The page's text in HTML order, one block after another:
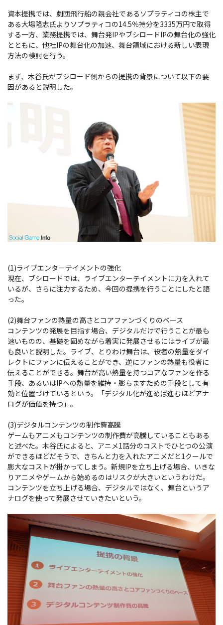
資本提携では、劇団飛行船の親会社であるソプラティコの株主で
ある大場隆志氏よりソプラティコの14.5％持分を3335万円で取得
する一方、業務提携では、舞台発IPやブシロードIPの舞台化の強化
とともに、他社IPの舞台化の加速、舞台領域における新しい表現
方法の検討を行う。
まず、木谷氏がブシロード側からの提携の背景について以下の要
因があると説明した。
(1)ライブエンターテイメントの強化
現在、ブシロードでは、ライブエンターテイメントに力を入れて
いるが、さらに注力するため、今回の提携を行うことにしたと語
った。
(2)舞台ファンの熱量の高さとコアファンづくりのベース
コンテンツの発展を目指す場合、デジタルだけで行うことが最も
速いものの、基礎を固めながら着実に発展させるにはライブが最
も良いと説明した。ライブ、とりわけ舞台は、役者の熱量をダイ
レクトにファンに伝えることができ、逆にファンの熱量も役者に
伝えることができる。舞台が高い熱量を持つコアなファンを作る
手段、あるいはIPへの熱量を維持・膨らますための手段として有
効と位置づけているという。「デジタル化が進めば進むほどアナ
ログが価値を持つ」。
(3)デジタルコンテンツの制作費高騰
ゲームもアニメもコンテンツの制作費が高騰していることもある
と述べた。木谷氏によると、アニメ1話分のコストでひとつの公演
ができるほどだそうで、きちんと力を入れたアニメだと1クールで
膨大なコストが掛かってしまう。新規IPを立ち上げる場合、いきな
りアニメやゲームから始めるのはリスクが大きいというわけだ。
コンテンツを立ち上げる場合、デジタルではなく、舞台というア
ナログを使って発展させていきたいという。